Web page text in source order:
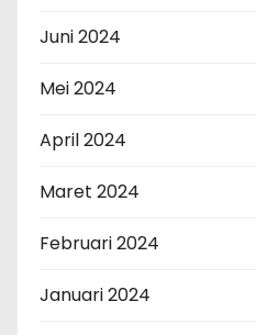
Juni 2024
Mei 2024
April 2024
Maret 2024
Februari 2024
Januari 2024